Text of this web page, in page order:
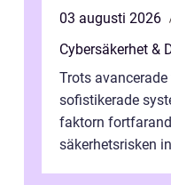
03 augusti 2026
Cybersäkerhet &
Trots
sofistikerade
faktorn
säkerhetsrisken